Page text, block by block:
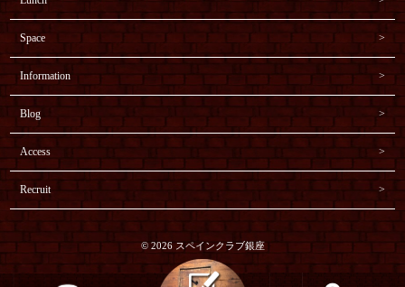
Space
Information
Blog
Access
Recruit
© 2026 スペインクラブ銀座